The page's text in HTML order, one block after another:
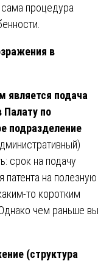
процедура
в
является подача
Палату по
подразделение
срок на подачу
на полезную
то коротким
чем раньше вы
(структура